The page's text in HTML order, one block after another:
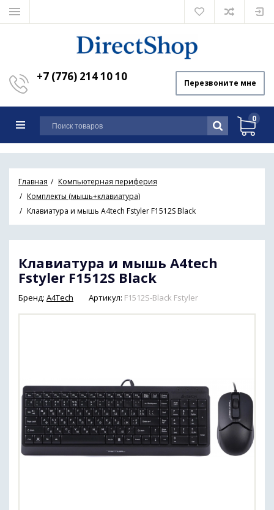
+7 (776) 214 10 10 Перезвоните мне
0
Главная
Компьютерная периферия
Комплекты (мышь+клавиатура)
Клавиатура и мышь A4tech Fstyler F1512S Black
Клавиатура и мышь A4tech
Fstyler F1512S Black
Бренд: A4Tech Артикул: F1512S-Black Fstyler